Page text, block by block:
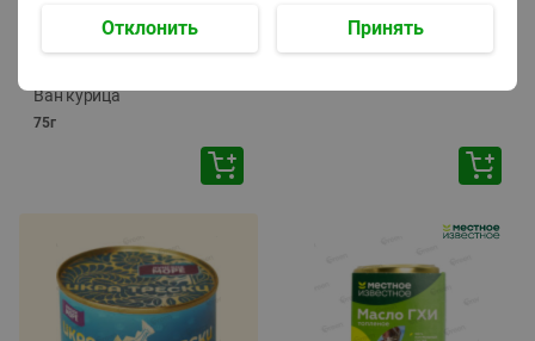
руб./шт
Корм влаж. для кош. с
Ван курица
75г
ТОФУ Vegetus ТВЕРДЫЙ
Отклонить Принять